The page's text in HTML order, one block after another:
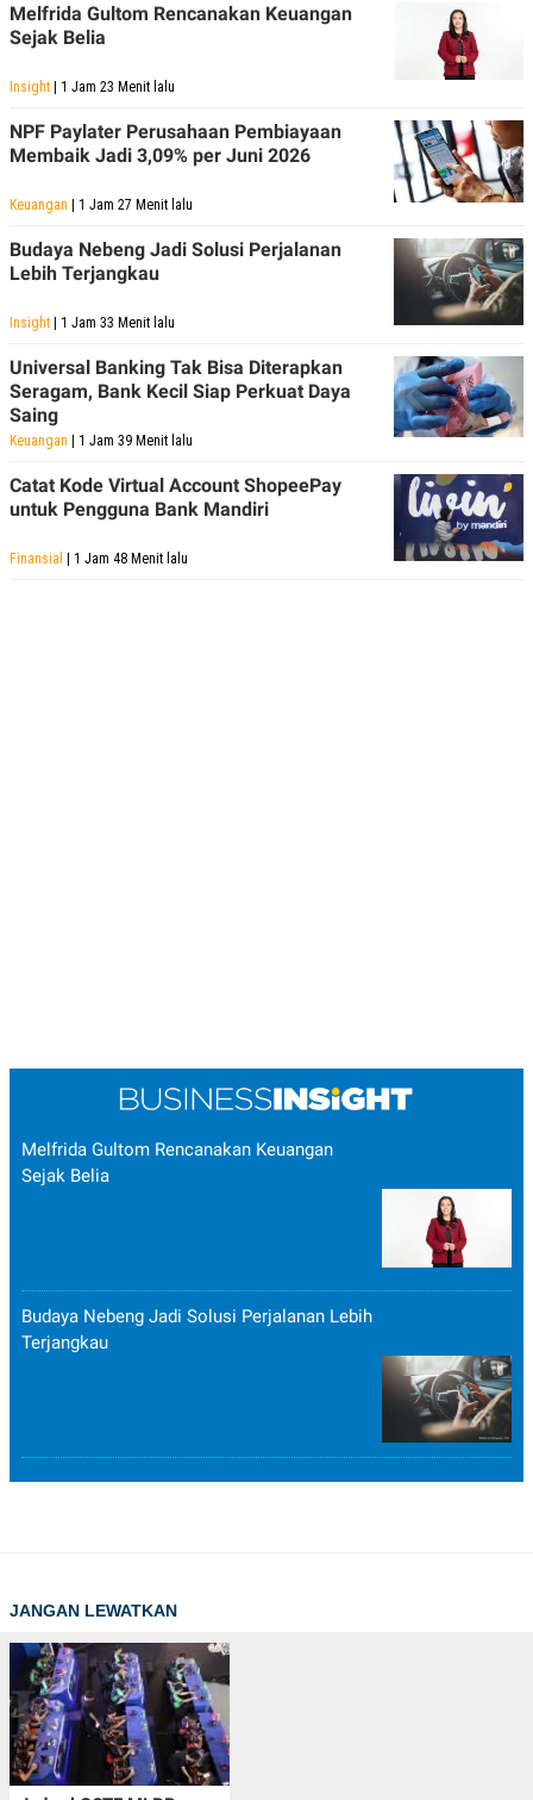
Melfrida Gultom Rencanakan Keuangan
Sejak Belia
Insight | 1 Jam 23 Menit lalu
NPF Paylater Perusahaan Pembiayaan
Membaik Jadi 3,09% per Juni 2026
Keuangan | 1 Jam 27 Menit lalu
Budaya Nebeng Jadi Solusi Perjalanan
Lebih Terjangkau
Insight | 1 Jam 33 Menit lalu
Universal Banking Tak Bisa Diterapkan
Seragam, Bank Kecil Siap Perkuat Daya
Saing
Keuangan | 1 Jam 39 Menit lalu
Catat Kode Virtual Account ShopeePay
untuk Pengguna Bank Mandiri
Finansial | 1 Jam 48 Menit lalu
Melfrida Gultom Rencanakan Keuangan
Sejak Belia
Budaya Nebeng Jadi Solusi Perjalanan Lebih
Terjangkau
JANGAN LEWATKAN